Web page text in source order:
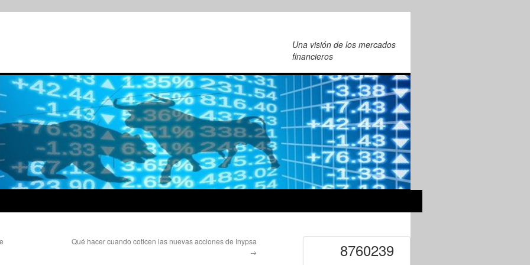
Una visión de los mercados
financieros
Qué hacer cuando coticen las nuevas acciones de Inypsa
→
8760239